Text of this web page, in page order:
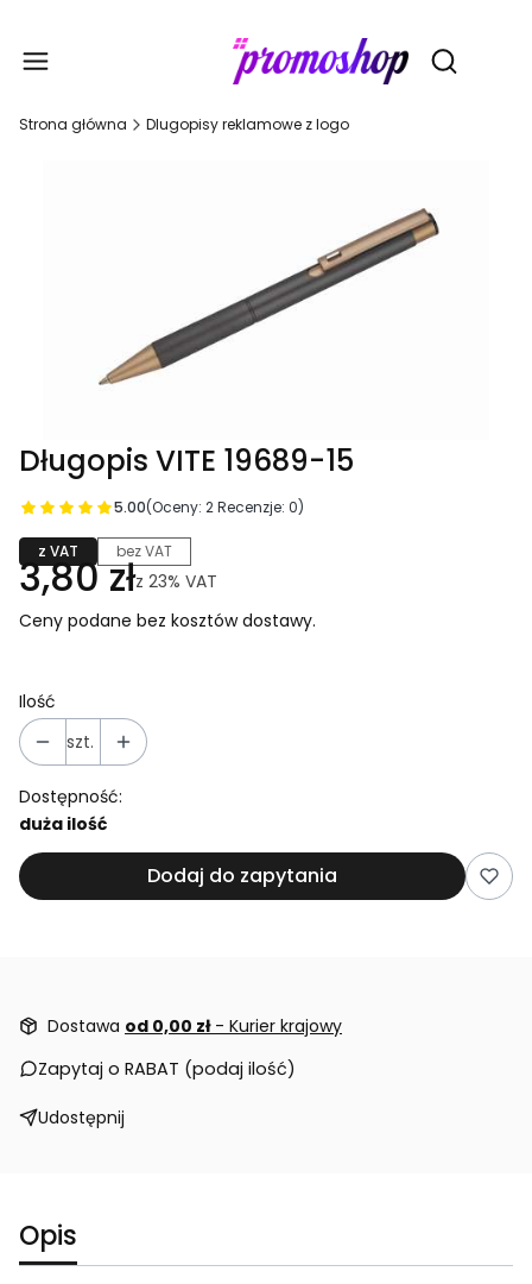
Otwórz
Strona główna Dlugopisy reklamowe z logo
Długopis VITE 19689-15
5.00(Oceny: 2 Recenzje: 0)
z VAT bez VAT
3,80 złz 23% VAT
Ceny podane bez kosztów dostawy.
Ilość
szt.
Dostępność:
duża ilość
Dodaj do zapytania
Dostawa od 0,00 zł - Kurier krajowy
Zapytaj o RABAT (podaj ilość)
Udostępnij
Opis